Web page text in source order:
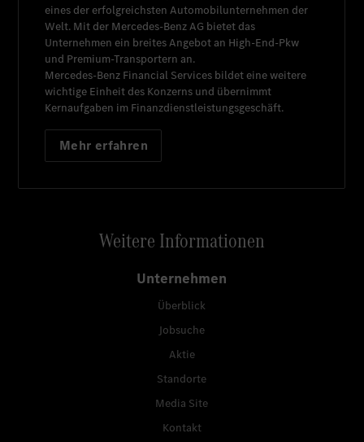
eines der erfolgreichsten Automobilunternehmen der
Welt. Mit der Mercedes-Benz AG bietet das
Unternehmen ein breites Angebot an High-End-Pkw
und Premium-Transportern an.
Mercedes-Benz Financial Services bildet eine weitere
wichtige Einheit des Konzerns und übernimmt
Kernaufgaben im Finanzdienstleistungsgeschäft.
Mehr erfahren
Weitere Informationen
Unternehmen
Überblick
Jobsuche
Aktie
Standorte
Media Site
Kontakt